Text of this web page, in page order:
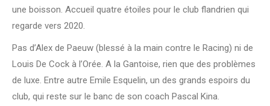
une boisson. Accueil quatre étoiles pour le club flandrien qui
regarde vers 2020.
Pas d’Alex de Paeuw (blessé à la main contre le Racing) ni de
Louis De Cock à l’Orée. A la Gantoise, rien que des problèmes
de luxe. Entre autre Emile Esquelin, un des grands espoirs du
club, qui reste sur le banc de son coach Pascal Kina.